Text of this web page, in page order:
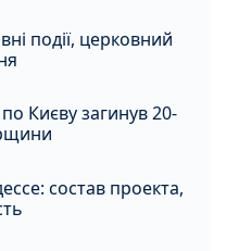
події, церковний
Києву загинув 20-
состав проекта,